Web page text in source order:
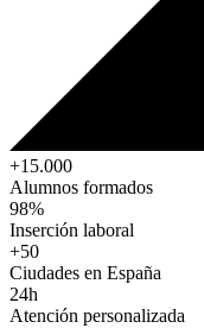
+15.000
Alumnos formados
98%
Inserción laboral
+50
Ciudades en España
24h
Atención personalizada